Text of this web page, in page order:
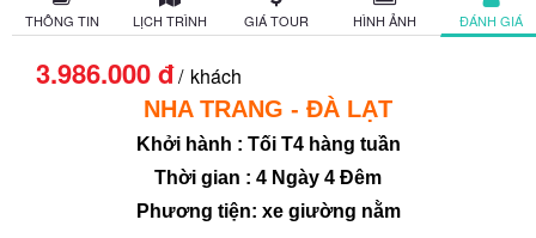
THÔNG TIN LỊCH TRÌNH GIÁ TOUR HÌNH ẢNH ĐÁNH GIÁ
3.986.000 đ khách
NHA TRANG - ĐÀ LẠT
Khởi hành : Tối T4 hàng tuần
Thời gian : 4 Ngày 4 Đêm
Phương tiện: xe giường nằm